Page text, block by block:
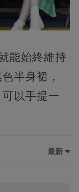
能始終維持
半身裙，
以手提一
最新